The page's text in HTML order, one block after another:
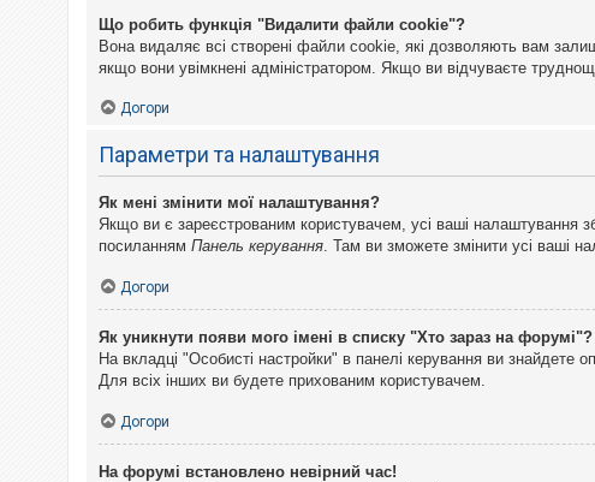
Що робить функція "Видалити файли cookie"?
Вона видаляє всі створені файли cookie, які дозволяють вам
якщо вони увімкнені адміністратором. Якщо ви відчуваєте
Догори
Параметри та налаштування
Як мені змінити мої налаштування?
Якщо ви є зареєстрованим користувачем, усі ваші налаштування
посиланням Панель керування. Там ви зможете змінити усі ваші
Догори
Як уникнути появи мого імені в списку "Хто зараз на форумі"?
На вкладці "Особисті настройки" в панелі керування ви знайдете
Для всіх інших ви будете прихованим користувачем.
Догори
На форумі встановлено невірний час!